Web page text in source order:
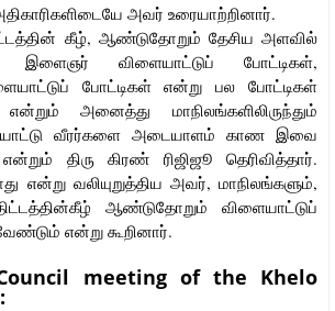
அவர் உரையாற்றினார்.
கீழ், ஆண்டுதோறும் தேசிய அளவில்
விளையாட்டுப் போட்டிகள்,
போட்டிகள் என்று பல போட்டிகள்
அனைத்து மாநிலங்களிலிருந்தும்
வீரர்களை அடையாளம் காண இவை
திரு கிரண் ரிஜிஜூ தெரிவித்தார்.
என்று வலியுறுத்திய அவர், மாநிலங்களும்,
ஆண்டுதோறும் விளையாட்டுப்
என்று கூறினார்.
meeting of the Khelo